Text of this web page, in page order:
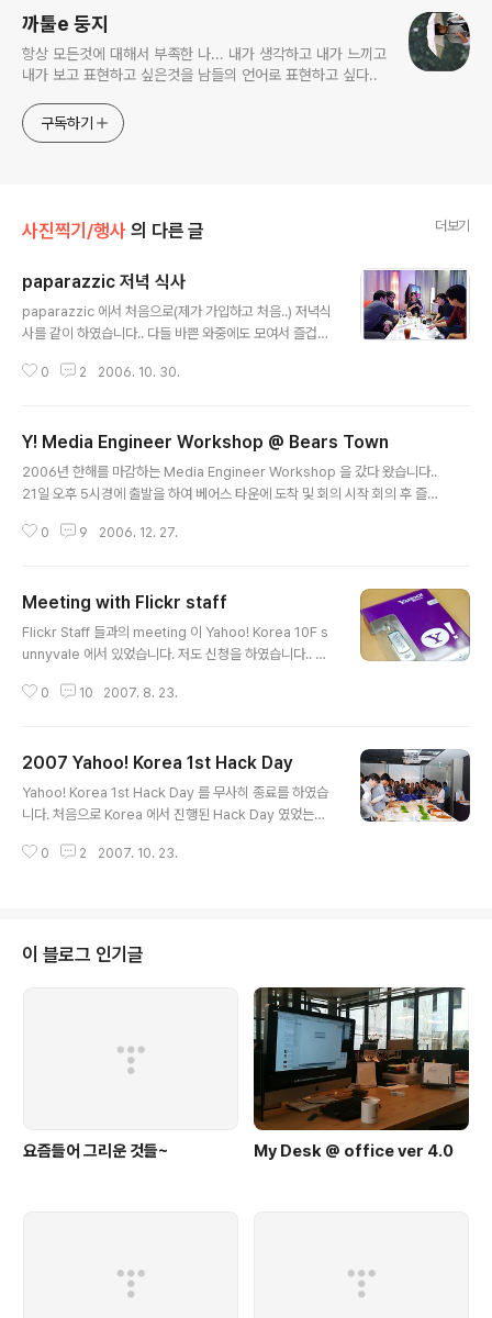
까툴e 둥지
항상 모든것에 대해서 부족한 나... 내가 생각하고 내가 느끼고
내가 보고 표현하고 싶은것을 남들의 언어로 표현하고 싶다..
구독하기
사진찍기/행사 의 다른 글 더보기
paparazzic 저녁 식사
paparazzic 에서 처음으로(제가 가입하고 처음..) 저녁식
사를 같이 하였습니다.. 다들 바쁜 와중에도 모여서 즐겁게
잔하고 집으로 발길을 하였습니다.. 다들 처음 보았지만...
6-10-27/
0 2 2006. 10. 30.
Y! Media Engineer Workshop @ Bears Town
2006년 한해를 마감하는 Media Engineer Workshop 을 갔다 왔습니다..
21일 오후 5시경에 출발을 하여 베어스 타운에 도착 및 회의 시작 회의 후 즐거
바를 서로들 이야기 하면서 Yahoo! 가 더욱더 발전하기를 기원하면서 그렇게
7년에는 다시 새롭게 홧팅을 외치며 열심히 달려 봅시다~~ㅏ Yahoo! 화이팅
~~ Yahoo! Korea 화이팅~~ Yahoo! Korea Media 화이팅~~ more pho
tos : >
0 9 2006. 12. 27.
Meeting with Flickr staff
Flickr Staff 들과의 meeting 이 Yahoo! Korea 10F s
unnyvale 에서 있었습니다. 저도 신청을 하였습니다.. O
나름 유익했던거 같습니다.. Flickr 을 잘 모르고 사용을 하
다 상당히 이쁘네용.... ^^ 하나양 베리베리 쌩유~~
0 10 2007. 8. 23.
2007 Yahoo! Korea 1st Hack Day
Yahoo! Korea 1st Hack Day 를 무사히 종료를 하였습
니다. 처음으로 Korea 에서 진행된 Hack Day 였었는데..
좋았었습니다. 저녁을 먹으려고 줄을 서 있는 모습입니다.
오 카트 한판을~~ 10주년 기념 로고에서 기념 촬영도 하
고~~ 다시 작업을 하다가 보니 야식을 먹을 시간이.. 저녁
으로는 치킨,족발,맥주가 나왔네요.. 야식후 다시금 키보드
에 불을 내고 있는 Bugzzang 입니단. 맥북프로에 우분투
쓰시는 신기한 취향의 조율님.. 어느덧 24시간이..
0 2 2007. 10. 23.
이 블로그 인기글
요즘들어 그리운 것들~ My Desk @ office ver 4.0